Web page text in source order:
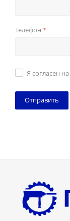
Телефон *
Я согласен на